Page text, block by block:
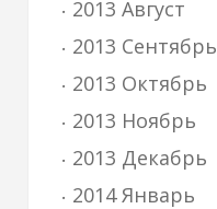
2013 Август
2013 Сентябрь
2013 Октябрь
2013 Ноябрь
2013 Декабрь
2014 Январь